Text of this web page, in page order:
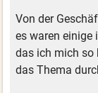
Von der
es waren einige
das ich mich so
das Thema